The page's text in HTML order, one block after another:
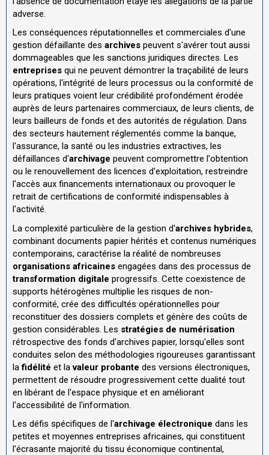
adverse.
Les conséquences réputationnelles et commerciales d'une
gestion défaillante des archives peuvent s'avérer tout aussi
dommageables que les sanctions juridiques directes. Les
entreprises qui ne peuvent démontrer la traçabilité de leurs
opérations, l'intégrité de leurs processus ou la conformité de
leurs pratiques voient leur crédibilité profondément érodée
auprès de leurs partenaires commerciaux, de leurs clients, de
leurs bailleurs de fonds et des autorités de régulation. Dans
des secteurs hautement réglementés comme la banque,
l'assurance, la santé ou les industries extractives, les
défaillances d'archivage peuvent compromettre l'obtention
ou le renouvellement des licences d'exploitation, restreindre
l'accès aux financements internationaux ou provoquer le
retrait de certifications de conformité indispensables à
l'activité.
La complexité particulière de la gestion d'archives hybrides,
combinant documents papier hérités et contenus numériques
contemporains, caractérise la réalité de nombreuses
organisations africaines engagées dans des processus de
transformation digitale progressifs. Cette coexistence de
supports hétérogènes multiplie les risques de non-
conformité, crée des difficultés opérationnelles pour
reconstituer des dossiers complets et génère des coûts de
gestion considérables. Les stratégies de numérisation
rétrospective des fonds d'archives papier, lorsqu'elles sont
conduites selon des méthodologies rigoureuses garantissant
lafidélité et lavaleur probante des versions électroniques,
permettent de résoudre progressivement cette dualité tout
en libérant de l'espace physique et en améliorant
l'accessibilité de l'information.
Les défis spécifiques de l'archivage électronique dans les
petites et moyennes entreprises africaines, qui constituent
l'écrasante majorité du tissu économique continental,